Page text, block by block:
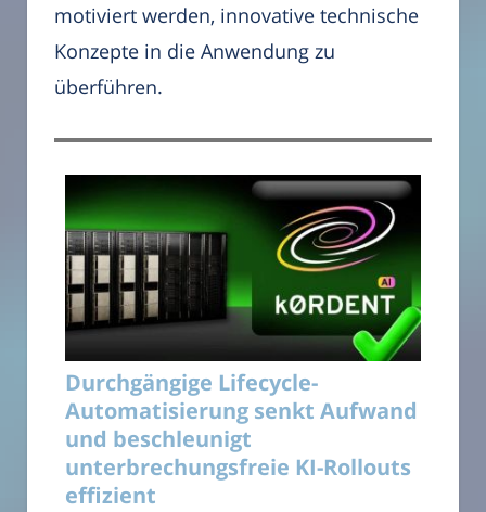
motiviert werden, innovative technische
Konzepte in die Anwendung zu
überführen.
Durchgängige Lifecycle-
Automatisierung senkt Aufwand
und beschleunigt
unterbrechungsfreie KI-Rollouts
effizient